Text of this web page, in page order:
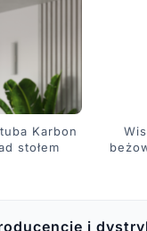
Karbon
stołem
i